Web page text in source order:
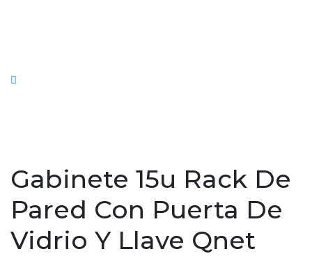
Gabinete 15u Rack De
Pared Con Puerta De
Vidrio Y Llave Qnet